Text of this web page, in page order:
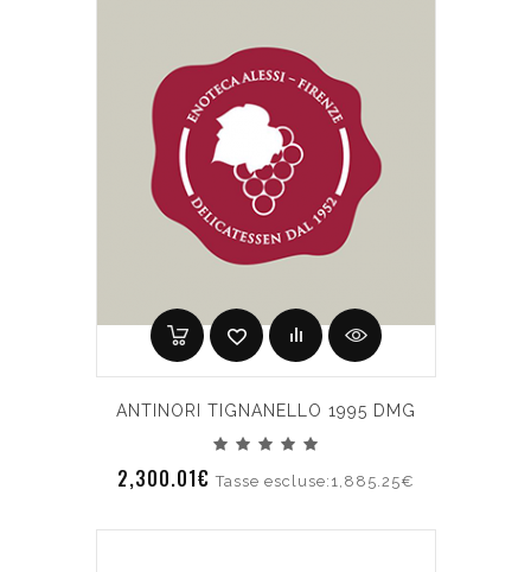
ANTINORI TIGNANELLO 1995 DMG
2,300.01€Tasse escluse:1,885.25€